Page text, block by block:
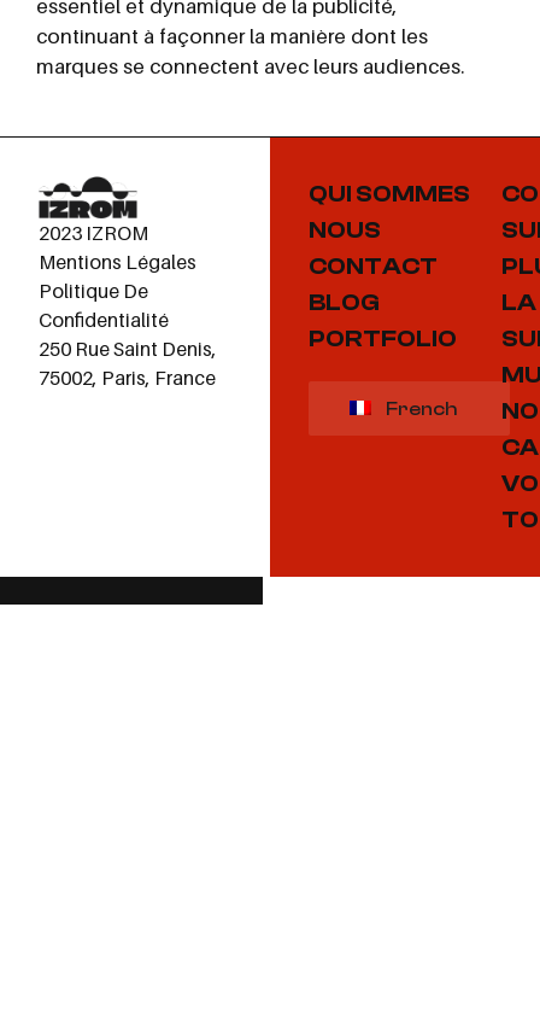
essentiel et dynamique de la publicité,
continuant à façonner la manière dont les
marques se connectent avec leurs audiences.
2023 IZROM
Mentions Légales
Politique De
Confidentialité
250 Rue Saint Denis,
75002, Paris, France
QUI SOMMES
NOUS
CONTACT
BLOG
PORTFOLIO
French
LA